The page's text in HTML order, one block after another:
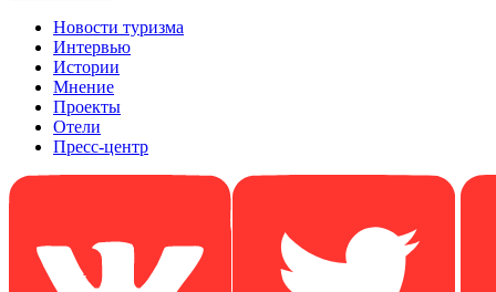
Новости туризма
Интервью
Истории
Мнение
Проекты
Отели
Пресс-центр